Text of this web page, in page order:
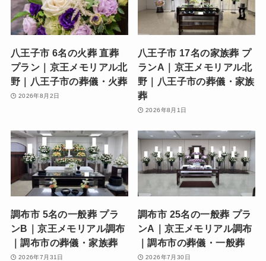
八王子市 6名の火葬 直葬
プラン｜京王メモリアル北
野｜八王子市の葬儀・火葬
2026年8月2日
八王子市 17名の家族葬 プ
ランA｜京王メモリアル北
野｜八王子市の葬儀・家族
葬
2026年8月1日
調布市 5名の一般葬 プラ
ンB｜京王メモリアル調布
｜調布市の葬儀・家族葬
2026年7月31日
調布市 25名の一般葬 プラ
ンA｜京王メモリアル調布
｜調布市の葬儀・一般葬
2026年7月30日